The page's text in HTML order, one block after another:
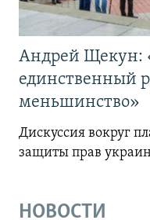
Андрей Щекун:
единственный
меньшинство»
Дискуссия вокруг
защиты прав
НОВОСТИ